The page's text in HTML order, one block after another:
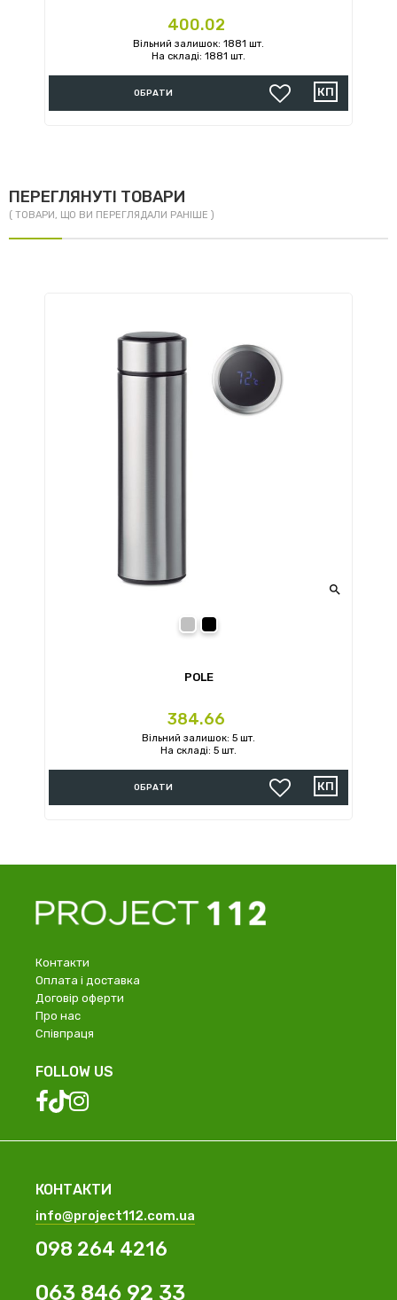
Ціна
400.02
Вільний залишок: 1881 шт.
На складі: 1881 шт.
ОБРАТИ
ПЕРЕГЛЯНУТІ ТОВАРИ
( ТОВАРИ, ЩО ВИ ПЕРЕГЛЯДАЛИ РАНІШЕ )

POLE
Ціна
384.66
Вільний залишок: 5 шт.
На складі: 5 шт.
ОБРАТИ
Контакти
Оплата і доставка
Договір оферти
Про нас
Співпраця
FOLLOW US
КОНТАКТИ
info@project112.com.ua
098 264 4216
063 846 92 33